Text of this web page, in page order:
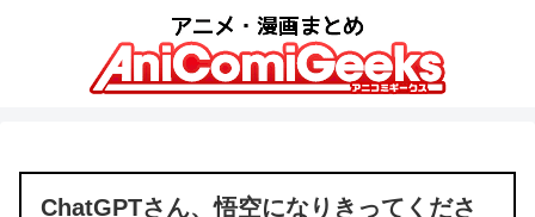
ChatGPTさん、悟空になりきってくださ